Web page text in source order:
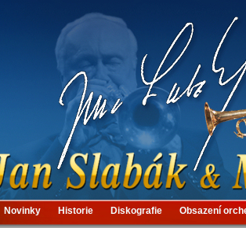
Novinky Historie Diskografie Obsazení